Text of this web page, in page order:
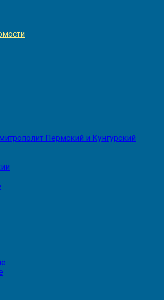
Пермский и Кунгурский